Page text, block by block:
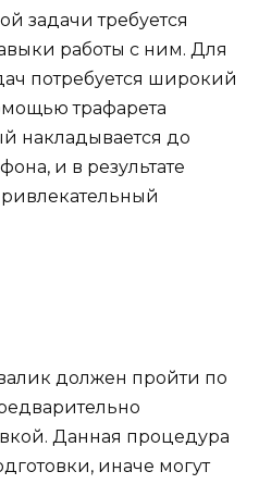
задачи требуется
работы с ним. Для
потребуется широкий
трафарета
накладывается до
и в результате
должен пройти по
Данная процедура
иначе могут